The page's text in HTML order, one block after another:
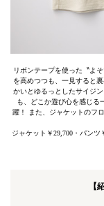
リボンテープを使った〝よ
を高めつつも、一見すると
かいとゆるっとしたサイジ
も、どこか遊び心を感じる
躍！ また、ジャケットのフ
ジャケット￥29,700・パン
【